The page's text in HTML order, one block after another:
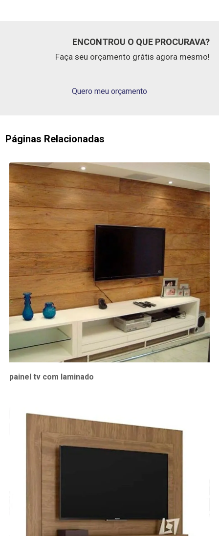
ENCONTROU O QUE PROCURAVA?
Faça seu orçamento grátis agora mesmo!
Quero meu orçamento
Páginas Relacionadas
painel tv com laminado